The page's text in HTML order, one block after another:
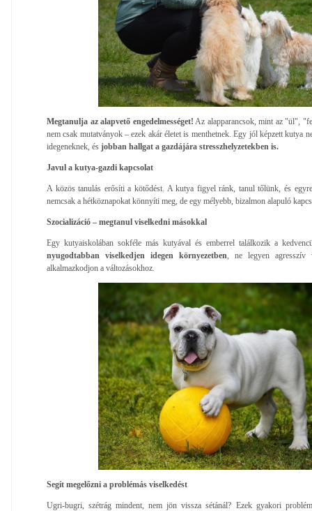
Megtanulja az alapvető engedelmességet! Az alapparancsok, mint az "ül",
nem csak mutatványok – ezek akár életet is menthetnek. Egy jól képzett kutya
idegeneknek, és jobban hallgat a gazdájára stresszhelyzetekben is.
Javul a kutya-gazdi kapcsolat
A közös tanulás erősíti a kötődést. A kutya figyel ránk, tanul tőlünk, és
nemcsak a hétköznapokat könnyíti meg, de egy mélyebb, bizalmon alapuló
Szocializáció – megtanul viselkedni másokkal
Egy kutyaiskolában sokféle más kutyával és emberrel találkozik a
nyugodtabban viselkedjen idegen környezetben , ne legyen
alkalmazkodjon a változásokhoz.
Segít megelőzni a problémás viselkedést
Ugri-bugri, szétrág mindent, nem jön vissza sétánál? Ezek gyakori